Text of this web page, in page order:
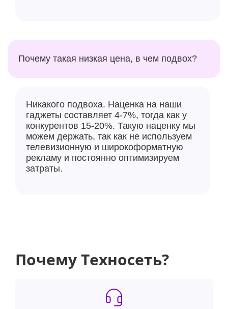
Почему такая низкая цена, в чем подвох?
Никакого подвоха. Наценка на наши
гаджеты составляет 4-7%, тогда как у
конкурентов 15-20%. Такую наценку мы
можем держать, так как не используем
телевизионную и широкоформатную
рекламу и постоянно оптимизируем
затраты.
Почему Техносеть?